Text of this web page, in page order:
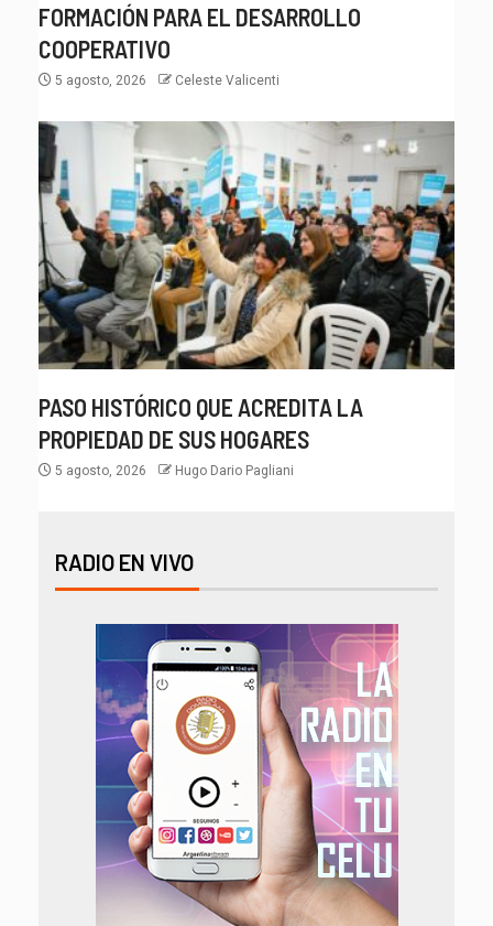
FORMACIÓN PARA EL DESARROLLO
COOPERATIVO
5 agosto, 2026 Celeste Valicenti
PASO HISTÓRICO QUE ACREDITA LA
PROPIEDAD DE SUS HOGARES
5 agosto, 2026 Hugo Dario Pagliani
RADIO EN VIVO